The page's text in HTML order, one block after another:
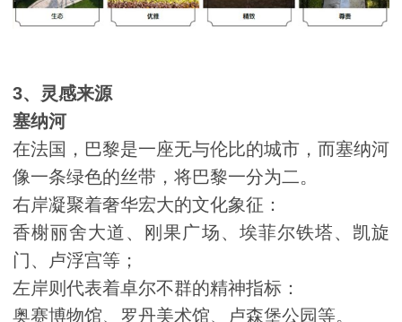
3、灵感来源
塞纳河
在法国，巴黎是一座无与伦比的城市，而塞纳河
像一条绿色的丝带，将巴黎一分为二。
右岸凝聚着奢华宏大的文化象征：
香榭丽舍大道、刚果广场、埃菲尔铁塔、凯旋
门、卢浮宫等；
左岸则代表着卓尔不群的精神指标：
奥赛博物馆、罗丹美术馆、卢森堡公园等。